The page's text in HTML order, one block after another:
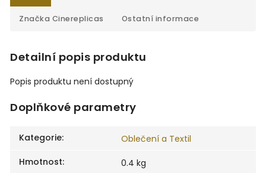
Značka Cinereplicas Ostatní informace
Detailní popis produktu
Popis produktu není dostupný
Doplňkové parametry
Kategorie:
Oblečení a Textil
Hmotnost: 0.4 kg